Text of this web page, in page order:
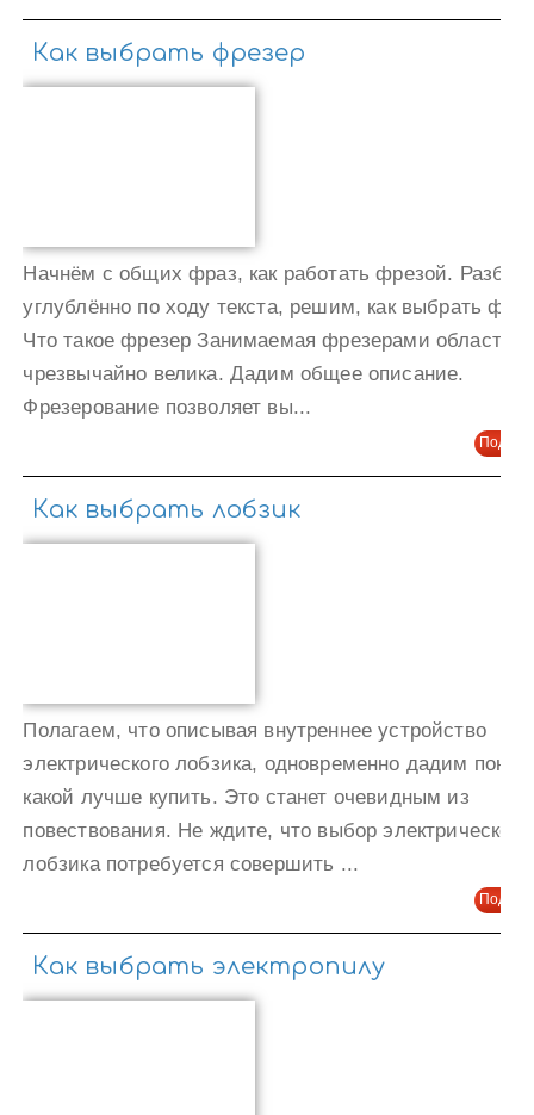
Как выбрать фрезер
Начнём с общих фраз, как работать фрезой.
углублённо по ходу текста, решим, как выбрать
Что такое фрезер Занимаемая фрезерами область
чрезвычайно велика. Дадим общее описание.
Фрезерование позволяет вы...
Как выбрать лобзик
Полагаем, что описывая внутреннее устройство
электрического лобзика, одновременно дадим
какой лучше купить. Это станет очевидным из
повествования. Не ждите, что выбор электрического
лобзика потребуется совершить ...
Как выбрать электропилу